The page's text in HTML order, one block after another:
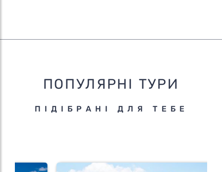
ПОПУЛЯРНІ ТУРИ
ПІДІБРАНІ ДЛЯ ТЕБЕ